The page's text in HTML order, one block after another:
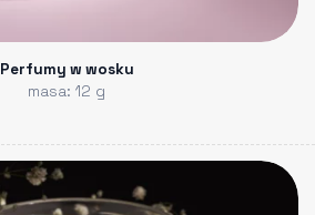
Perfumy w wosku
masa: 12 g